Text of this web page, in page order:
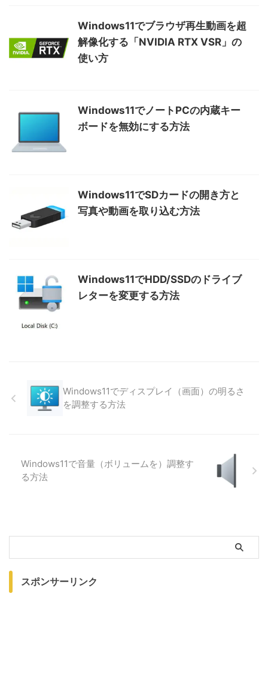
Windows11でブラウザ再生動画を超
解像化する「NVIDIA RTX VSR」の
使い方
Windows11でノートPCの内蔵キー
ボードを無効にする方法
Windows11でSDカードの開き方と
写真や動画を取り込む方法
Windows11でHDD/SSDのドライブ
レターを変更する方法
Windows11でディスプレイ（画面）の明るさ
を調整する方法
Windows11で音量（ボリュームを）調整す
る方法
スポンサーリンク